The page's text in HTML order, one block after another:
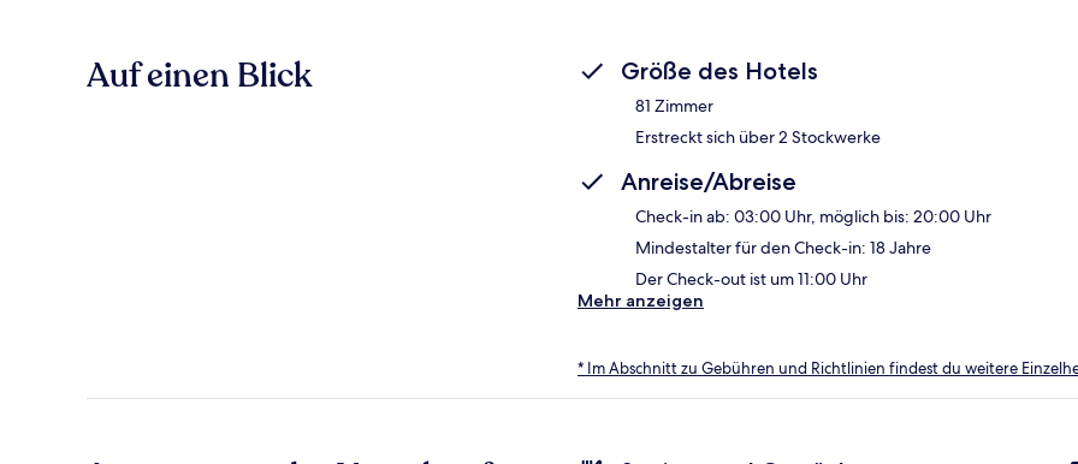
Auf einen Blick Größe des Hotels
81 Zimmer
Erstreckt sich über 2 Stockwerke
Anreise/Abreise
Check-in ab: 03:00 Uhr, möglich bis: 20:00 Uhr
Mindestalter für den Check-in: 18 Jahre
Der Check-out ist um 11:00 Uhr
Mehr anzeigen
* Im Abschnitt zu Gebühren und Richtlinien findest du weitere